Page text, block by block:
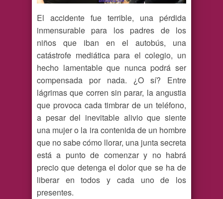
El accidente fue terrible, una pérdida
inmensurable para los padres de los
niños que iban en el autobús, una
catástrofe mediática para el colegio, un
hecho lamentable que nunca podrá ser
compensada por nada. ¿O sí? Entre
lágrimas que corren sin parar, la angustia
que provoca cada timbrar de un teléfono,
a pesar del inevitable alivio que siente
una mujer o la ira contenida de un hombre
que no sabe cómo llorar, una junta secreta
está a punto de comenzar y no habrá
precio que detenga el dolor que se ha de
liberar en todos y cada uno de los
presentes.